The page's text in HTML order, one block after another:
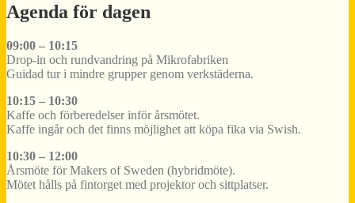
Agenda för dagen
09:00 – 10:15
Drop-in och rundvandring på Mikrofabriken
Guidad tur i mindre grupper genom verkstäderna.
10:15 – 10:30
Kaffe och förberedelser inför årsmötet.
Kaffe ingår och det finns möjlighet att köpa fika via Swish.
10:30 – 12:00
Årsmöte för Makers of Sweden (hybridmöte).
Mötet hålls på fintorget med projektor och sittplatser.